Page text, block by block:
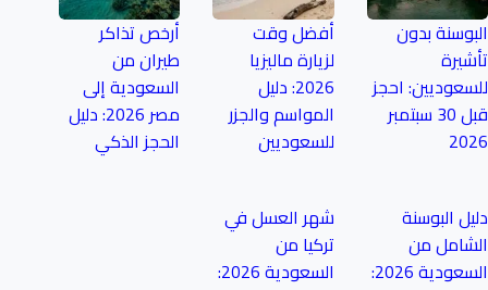
البوسنة بدون
تأشيرة
للسعوديين: احجز
قبل 30 سبتمبر
2026
أفضل وقت
لزيارة ماليزيا
2026: دليل
المواسم والجزر
للسعوديين
أرخص تذاكر
طيران من
السعودية إلى
مصر 2026: دليل
الحجز الذكي
دليل البوسنة
الشامل من
السعودية 2026:
شهر العسل في
تركيا من
السعودية 2026: